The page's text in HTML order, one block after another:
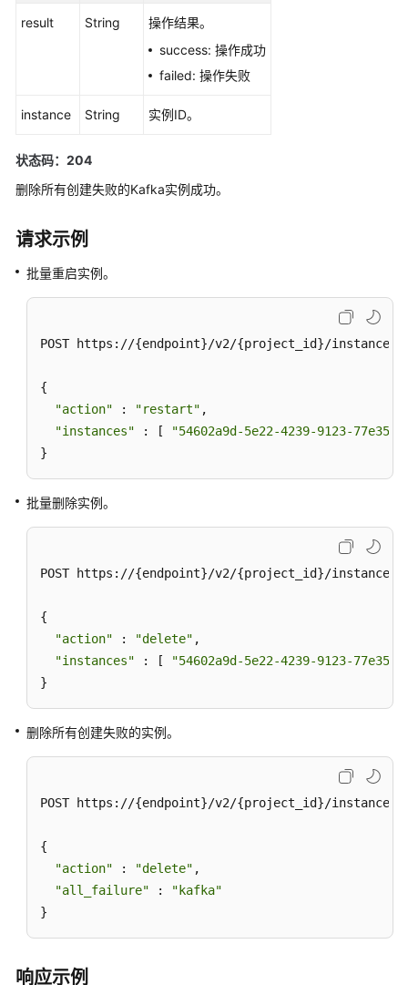
询
-
ListInstances
查
询
指
-
删
除
实
例
DeleteInstance
改
息
-
或
删
实
result String
操作结果。
success: 操作成功
failed: 操作失败
instance String 实例ID。
状态码：204
删除所有创建失败的Kafka实例成功。
请求示例
批量重启实例。
POST https://{endpoint}/v2/{project_id}/instances/
{
"action" : "restart" ,
"instances" : [
"54602a9d-5e22-4239-9123-
}
批量删除实例。
POST https://{endpoint}/v2/{project_id}/instances/
{
"action" : "delete" ,
"instances" : [
"54602a9d-5e22-4239-9123-
}
删除所有创建失败的实例。
POST https://{endpoint}/v2/{project_id}/instances/
{
"action" : "delete" ,
"all_failure" :
"kafka"
}
响应示例